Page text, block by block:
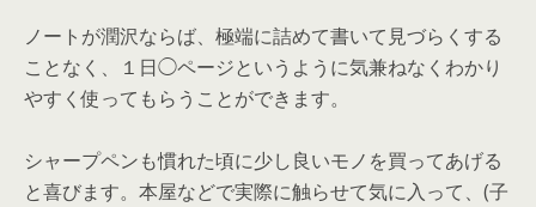
ノートが潤沢ならば、極端に詰めて書いて見づらくする
ことなく、１日◯ページというように気兼ねなくわかり
やすく使ってもらうことができます。
シャープペンも慣れた頃に少し良いモノを買ってあげる
と喜びます。本屋などで実際に触らせて気に入って、(子